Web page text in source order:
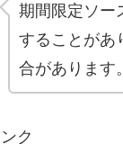
期間限定ソー
することがあ
合があります。
ク